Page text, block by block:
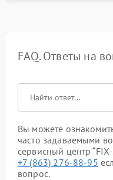
FAQ. Ответы на
Вы можете
часто задаваемыми
сервисный центр
+7 (863) 276-88-95
вопрос.